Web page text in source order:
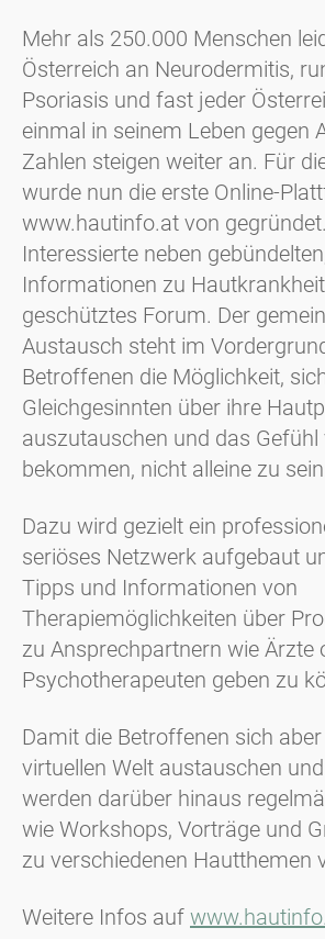
Mehr als 250.000 Menschen
Österreich an Neurodermitis,
Psoriasis und fast jeder
einmal in seinem Leben gegen
Zahlen steigen weiter an. Für
wurde nun die erste Online-
www.hautinfo.at von
Interessierte neben
Informationen zu
geschütztes Forum. Der
Austausch steht im
Betroffenen die Möglichkeit,
Gleichgesinnten über ihre
auszutauschen und das
bekommen, nicht alleine zu
Dazu wird gezielt ein
seriöses Netzwerk aufgebaut
Tipps und Informationen von
Therapiemöglichkeiten über
zu Ansprechpartnern wie Ärzte
Psychotherapeuten geben zu
Damit die Betroffenen sich
virtuellen Welt austauschen
werden darüber hinaus
wie Workshops, Vorträge und
zu verschiedenen Hautthemen
Weitere Infos auf